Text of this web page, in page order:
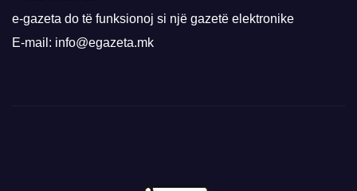
e-gazeta do të funksionoj si një gazetë elektronike
E-mail: info@egazeta.mk